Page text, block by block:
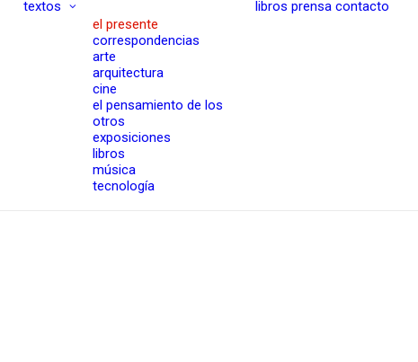
textos
el presente
correspondencias
arte
arquitectura
cine
el pensamiento de los
otros
exposiciones
libros
música
tecnología
libros prensa contacto